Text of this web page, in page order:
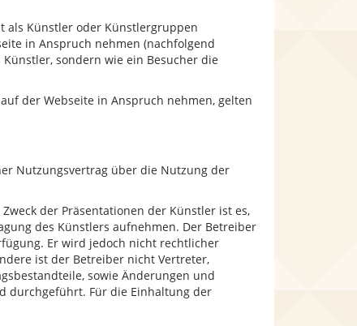
als Künstler oder Künstlergruppen
in Anspruch nehmen (nachfolgend
sondern wie ein Besucher die
der Webseite in Anspruch nehmen, gelten
Nutzungsvertrag über die Nutzung der
der Präsentationen der Künstler ist es,
des Künstlers aufnehmen. Der Betreiber
Er wird jedoch nicht rechtlicher
ist der Betreiber nicht Vertreter,
sowie Änderungen und
durchgeführt. Für die Einhaltung der